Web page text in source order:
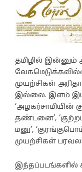
தமிழில்
முயற்சிகள்
இல்லை. இளம்
‘அழகர்சாமியின்
தண்டனை’,
மனு’,
முயற்சிகள்
இந்தப்படங்களில்